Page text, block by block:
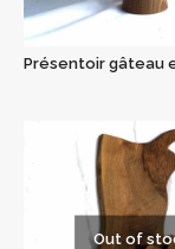
Présentoir gâteau
Out of